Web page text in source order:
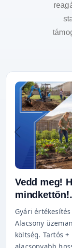
Vedd meg!
mindkettőn!.
Gyári
Alacsony
költség. Tartós